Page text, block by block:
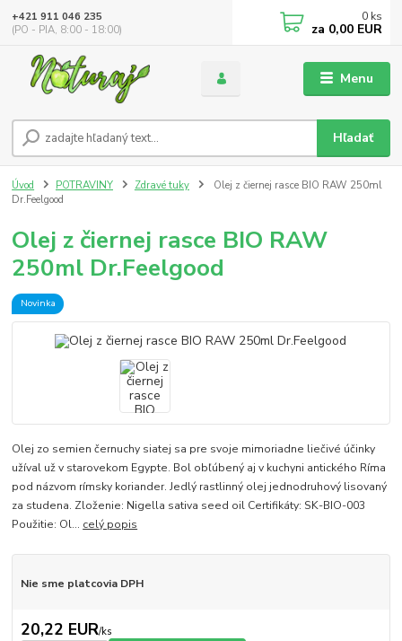
Menu
Hľadať
+421 911 046 235
(PO - PIA, 8:00 - 18:00)
0 ks
za 0,00 EUR
Úvod POTRAVINY Zdravé tuky
Olej z čiernej rasce BIO RAW 250ml
Dr.Feelgood
Olej z čiernej rasce BIO RAW
250ml Dr.Feelgood
Novinka
Olej zo semien černuchy siatej sa pre svoje mimoriadne liečivé účinky
užíval už v starovekom Egypte. Bol obľúbený aj v kuchyni antického Ríma
pod názvom rímsky koriander. Jedlý rastlinný olej jednodruhový lisovaný
za studena. Zloženie: Nigella sativa seed oil Certifikáty: SK-BIO-003
Použitie: Ol... celý popis
Nie sme platcovia DPH
20,22 EUR/ks